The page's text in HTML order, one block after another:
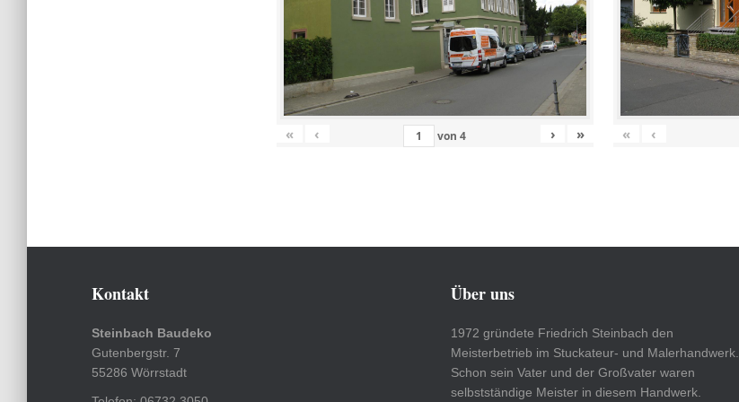
« ‹ von4 › » « ‹
Kontakt
Steinbach Baudeko
Gutenbergstr. 7
55286 Wörrstadt
Über uns
1972 gründete Friedrich Steinbach den
Meisterbetrieb im Stuckateur- und Malerhandwerk.
Schon sein Vater und der Großvater waren
selbstständige Meister in diesem Handwerk.